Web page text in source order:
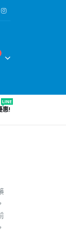
惠!
LINE
，